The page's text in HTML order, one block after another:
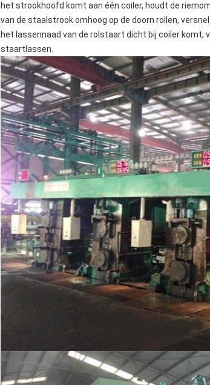
het strookhoofd komt aan één coiler, houdt de
van de staalstrook omhoog op de doorn rollen,
het lassennaad van de rolstaart dicht bij coiler komt,
staartlassen.